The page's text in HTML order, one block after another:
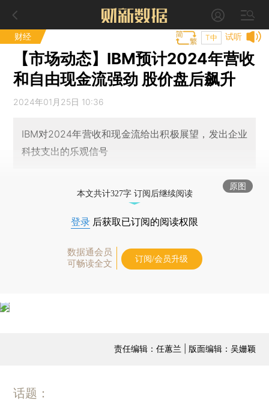
财经 试听
T中
【市场动态】IBM预计2024年营收
和自由现金流强劲 股价盘后飙升
2024年01月25日 10:36
IBM对2024年营收和现金流给出积极展望，发出企业
科技支出的乐观信号
原图
本文共计327字 订阅后继续阅读
登录 后获取已订阅的阅读权限
数据通会员
可畅读全文
订阅/会员升级
责任编辑：任蕙兰 | 版面编辑：吴姗颖
话题：